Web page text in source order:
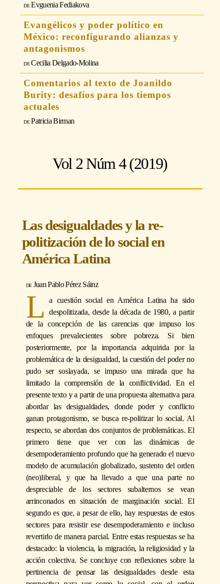
Evguenia Fediakova
Evangélicos y poder político en
México: reconfigurando alianzas y
antagonismos
Cecilia Delgado-Molina
Comentarios al texto de Joanildo
Burity: desafíos para los tiempos
actuales
Patricia Birman
Vol 2 Núm 4 (2019)
Las desigualdades y la re-
politización de lo social en
América Latina
Juan Pablo Pérez Sáinz
L
a cuestión social en América Latina ha sido
despolitizada, desde la década de 1980, a partir
de la concepción de las carencias que impuso los
enfoques prevalecientes sobre pobreza. Si bien
posteriormente, por la importancia adquirida por la
problemática de la desigualdad, la cuestión del poder no
pudo ser soslayada, se impuso una mirada que ha
limitado la comprensión de la conflictividad. En el
presente texto y a partir de una propuesta alternativa para
abordar las desigualdades, donde poder y conflicto
ganan protagonismo, se busca re-politizar lo social. Al
respecto, se abordan dos conjuntos de problemáticas. El
primero tiene que ver con las dinámicas de
desempoderamiento profundo que ha generado el nuevo
modelo de acumulación globalizado, sustento del orden
(neo)liberal, y que ha llevado a que una parte no
despreciable de los sectores subalternos se vean
arrinconados en situación de marginación social. El
segundo es que, a pesar de ello, hay respuestas de estos
sectores para resistir ese desempoderamiento e incluso
revertirlo de manera parcial. Entre estas respuestas se ha
destacado: la violencia, la migración, la religiosidad y la
acción colectiva. Se concluye con reflexiones sobre la
pertinencia de pensar las desigualdades desde esta